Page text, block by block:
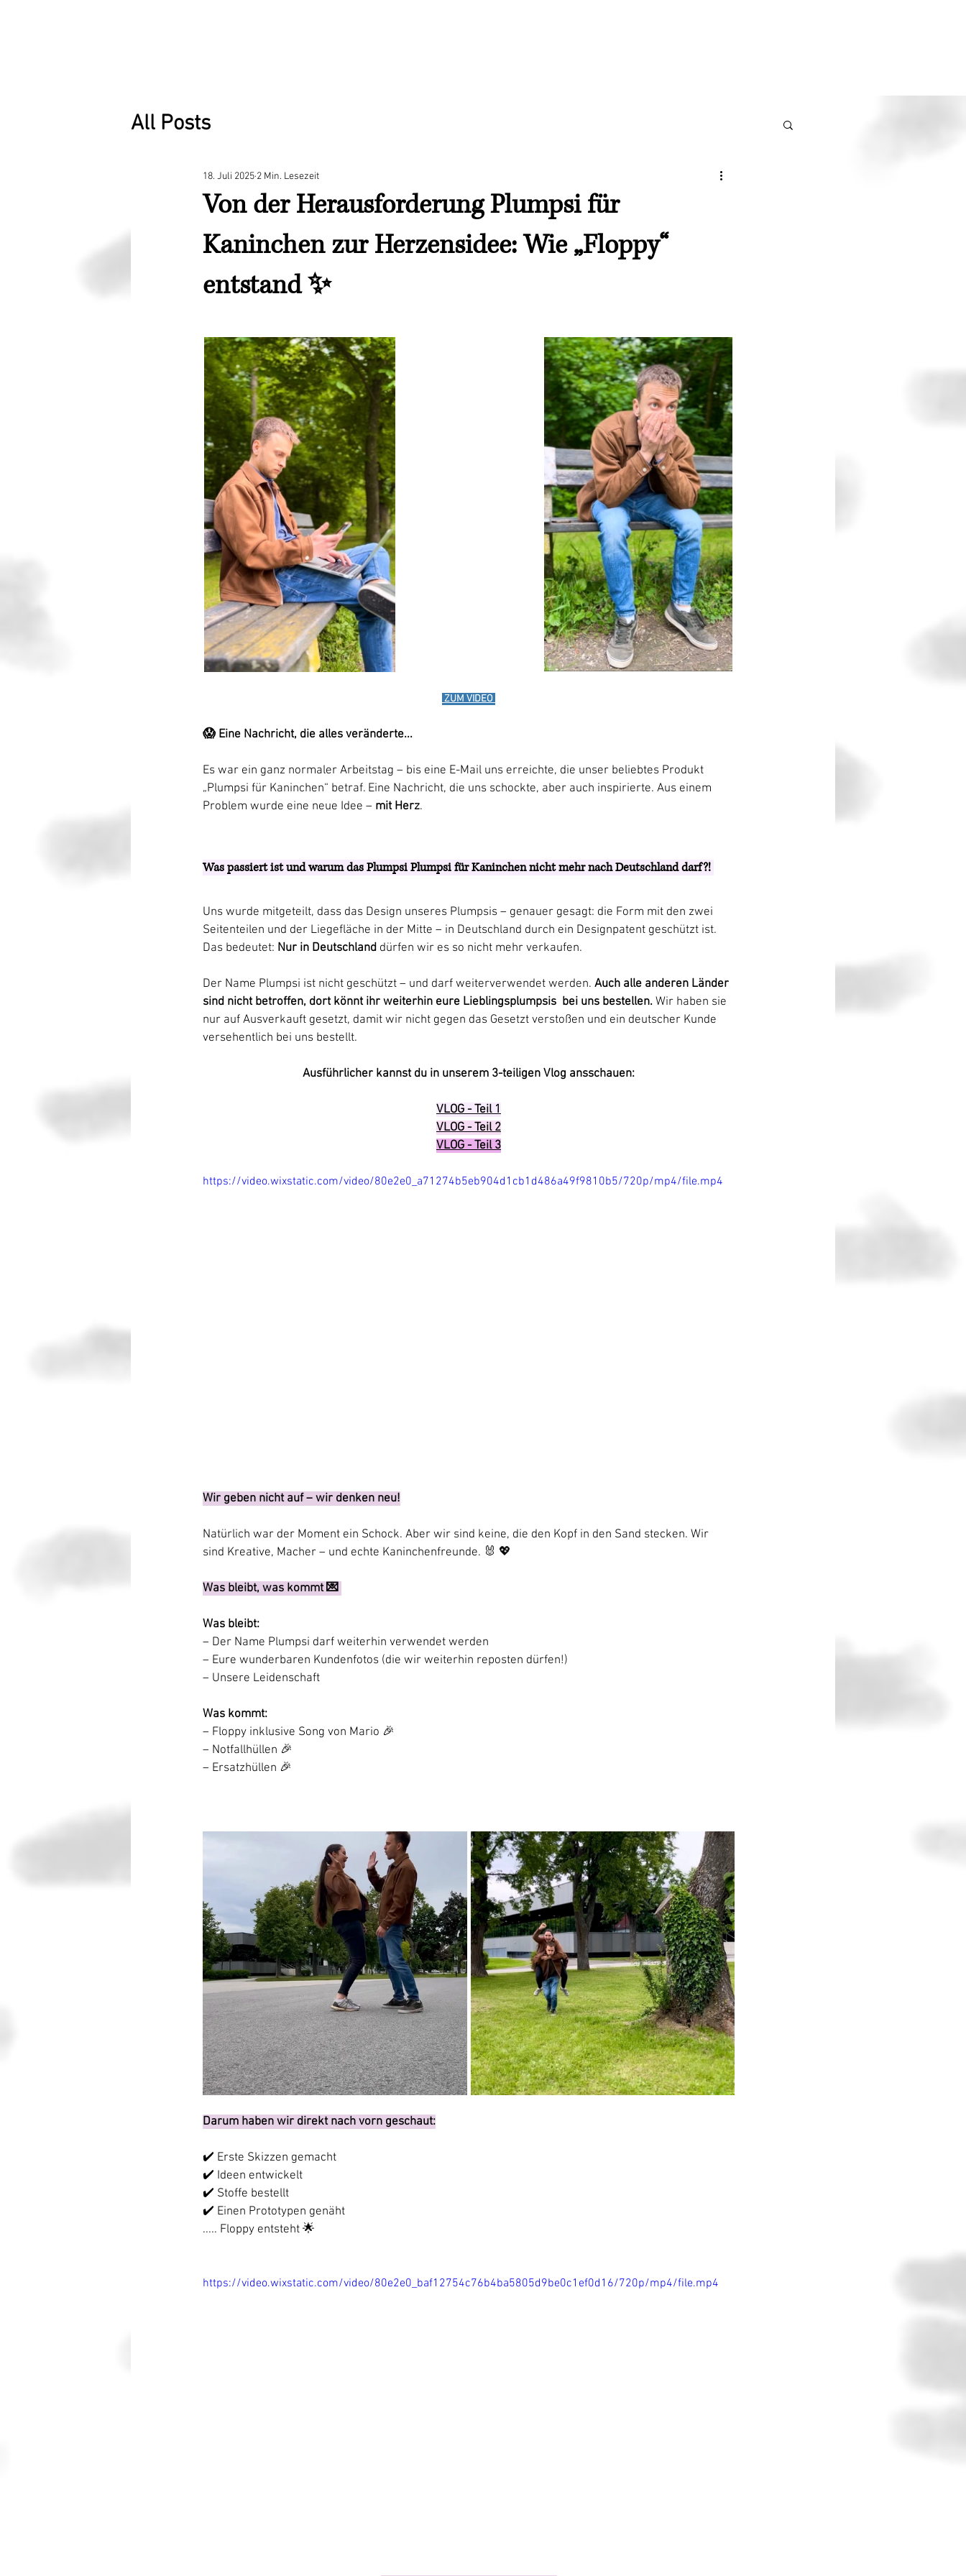
All Posts
Von der Herausforderung Plumpsi für
Kaninchen zur Herzensidee: Wie „Floppy“
entstand ✨
18. Juli 2025 2 Min. Lesezeit
ZUM VIDEO
😱 Eine Nachricht, die alles veränderte...
Es war ein ganz normaler Arbeitstag – bis eine E-Mail uns erreichte, die unser beliebtes Produkt
„Plumpsi für Kaninchen“ betraf. Eine Nachricht, die uns schockte, aber auch inspirierte. Aus einem
Problem wurde eine neue Idee – mit Herz.
Was passiert ist und warum das Plumpsi Plumpsi für Kaninchen nicht mehr nach Deutschland darf?!
Uns wurde mitgeteilt, dass das Design unseres Plumpsis – genauer gesagt: die Form mit den zwei
Seitenteilen und der Liegefläche in der Mitte – in Deutschland durch ein Designpatent geschützt ist.
Das bedeutet: Nur in Deutschland dürfen wir es so nicht mehr verkaufen.
Der Name Plumpsi ist nicht geschützt – und darf weiterverwendet werden. Auch alle anderen Länder
sind nicht betroffen, dort könnt ihr weiterhin eure Lieblingsplumpsis  bei uns bestellen. Wir haben sie
nur auf Ausverkauft gesetzt, damit wir nicht gegen das Gesetzt verstoßen und ein deutscher Kunde
versehentlich bei uns bestellt.
Ausführlicher kannst du in unserem 3-teiligen Vlog ansschauen:
VLOG - Teil 1
VLOG - Teil 2
VLOG - Teil 3
https://video.wixstatic.com/video/80e2e0_a71274b5eb904d1cb1d486a49f9810b5/720p/mp4/file.mp4
Wir geben nicht auf – wir denken neu!
Natürlich war der Moment ein Schock. Aber wir sind keine, die den Kopf in den Sand stecken. Wir
sind Kreative, Macher – und echte Kaninchenfreunde. 🐰 💖
Was bleibt, was kommt 💌
Was bleibt:
– Der Name Plumpsi darf weiterhin verwendet werden
– Eure wunderbaren Kundenfotos (die wir weiterhin reposten dürfen!)
– Unsere Leidenschaft
Was kommt:
– Floppy inklusive Song von Mario 🎉
– Notfallhüllen 🎉
– Ersatzhüllen 🎉
Darum haben wir direkt nach vorn geschaut:
✔️ Erste Skizzen gemacht
✔️ Ideen entwickelt
✔️ Stoffe bestellt
✔️ Einen Prototypen genäht
..... Floppy entsteht 🌟
https://video.wixstatic.com/video/80e2e0_baf12754c76b4ba5805d9be0c1ef0d16/720p/mp4/file.mp4